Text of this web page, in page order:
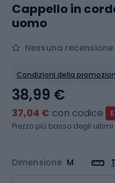
Cappello in
uomo
Nessuna recensione
Condizioni della promozione
Dimensione M
38,99 €
37,04 € con codice
Prezzo più basso degli